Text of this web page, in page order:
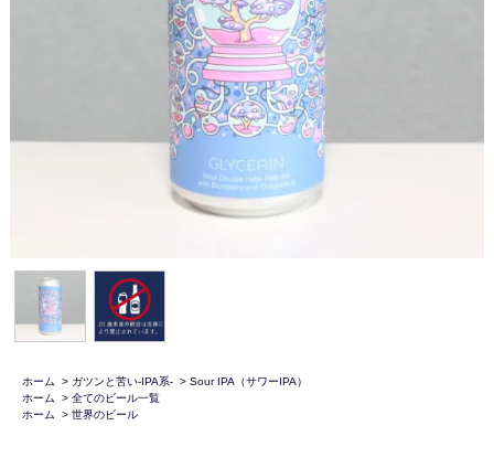
ホーム > ガツンと苦い-IPA系- > Sour IPA（サワーIPA）
ホーム
> 全てのビール一覧
ホーム
> 世界のビール